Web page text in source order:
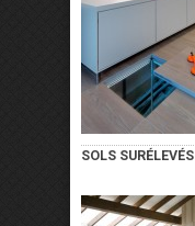
SOLS SURÉLEVÉS